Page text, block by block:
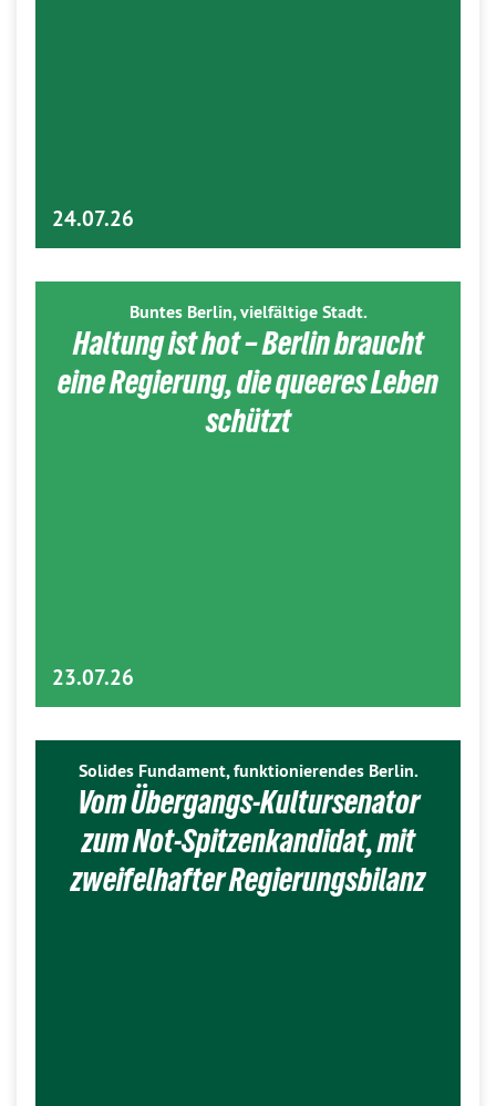
24.07.26
Buntes Berlin, vielfältige Stadt.
Haltung ist hot – Berlin braucht
eine Regierung, die queeres Leben
schützt
23.07.26
Solides Fundament, funktionierendes Berlin.
Vom Übergangs-Kultursenator
zum Not-Spitzenkandidat, mit
zweifelhafter Regierungsbilanz